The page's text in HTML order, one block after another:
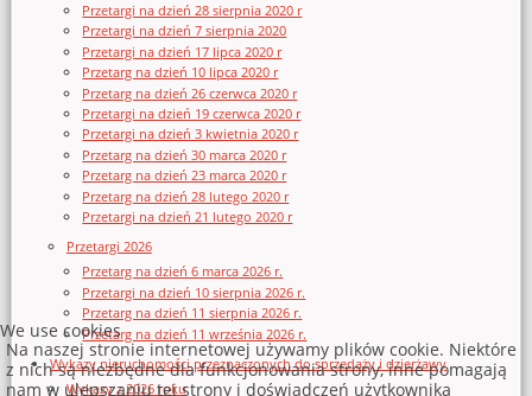
Przetargi na dzień 28 sierpnia 2020 r
Przetargi na dzień 7 sierpnia 2020
Przetargi na dzień 17 lipca 2020 r
Przetarg na dzień 10 lipca 2020 r
Przetarg na dzień 26 czerwca 2020 r
Przetargi na dzień 19 czerwca 2020 r
Przetargi na dzień 3 kwietnia 2020 r
Przetarg na dzień 30 marca 2020 r
Przetarg na dzień 23 marca 2020 r
Przetarg na dzień 28 lutego 2020 r
Przetargi na dzień 21 lutego 2020 r
Przetargi 2026
Przetarg na dzień 6 marca 2026 r.
Przetargi na dzień 10 sierpnia 2026 r.
Przetarg na dzień 11 sierpnia 2026 r.
Przetarg na dzień 11 września 2026 r.
Wykazy nieruchomości przeznaczonych do sprzedaży i dzierżawy
Wykazy z 2026 roku
We use cookies
Na naszej stronie internetowej używamy plików cookie. Niektóre
z nich są niezbędne dla funkcjonowania strony, inne pomagają
nam w ulepszaniu tej strony i doświadczeń użytkownika